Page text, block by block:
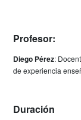
Profesor:
Diego Pérez:
de experiencia
Duración